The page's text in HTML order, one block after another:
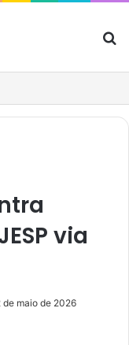
via
de maio de 2026